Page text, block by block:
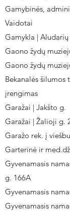
Gamybinės,
Vaidotai
Gamykla |
Gaono žydų
Gaono žydų
Bekanalės šilumos
įrengimas
Garažai | Jakšto g.
Garažai | Žalioji g.
Garažo rek. į
Garterinė ir
Gyvenamasis
g. 166A
Gyvenamasis
Gyvenamasis